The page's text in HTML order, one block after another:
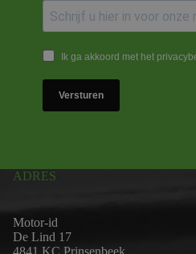
Ik ga akkoord met het
Versturen
ADRES
Motor-id
De Lind 17